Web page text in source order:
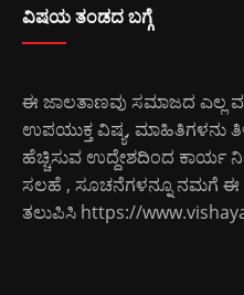
ವಿಷಯ ತಂಡದ ಬಗ್ಗೆ
ಈ ಜಾಲತಾಣವು ಸಮಾಜದ ಎಲ್ಲ
ಉಪಯುಕ್ತ ವಿಷ್ಯ, ಮಾಹಿತಿಗಳನು
ಹೆಚ್ಚಿಸುವ ಉದ್ದೇಶದಿಂದ ಕಾರ್ಯ
ಸಲಹೆ , ಸೂಚನೆಗಳನ್ನೂ ನಮಗೆ
ತಲುಪಿಸಿ https://